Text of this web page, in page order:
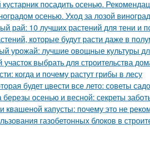
посадить осенью.
осенью. Уход за лозой
рай: 10 лучших растений для тени и
которые будут расти даже в
урожай: лучшие овощные культуры
выбрать для строительства
когда и почему растут грибы в лесу
будет цвести все лето: советы
осенью и весной: секреты
квашеной капусты: почему это не
газобетонных блоков в